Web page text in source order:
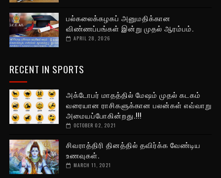
பல்கலைக்கழகப் அனுமதிக்கான
விண்ணப்பங்கள் இன்று முதல் ஆரம்பம்.
APRIL 28, 2026
RECENT IN SPORTS
அக்டோபர் மாதத்தில் மேஷம் முதல் கடகம்
வரையான ராசிகளுக்கான பலன்கள் எவ்வாறு
அமையப்போகின்றது.!!!
OCTOBER 02, 2021
சிவராத்திரி தினத்தில் தவிர்க்க வேண்டிய
உணவுகள்.
MARCH 11, 2021